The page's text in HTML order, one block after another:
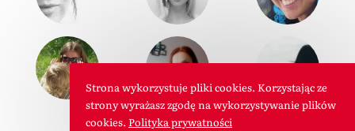
Strona wykorzystuje pliki cookies. Korzystając ze
strony wyrażasz zgodę na wykorzystywanie plików
cookies. Polityka prywatności